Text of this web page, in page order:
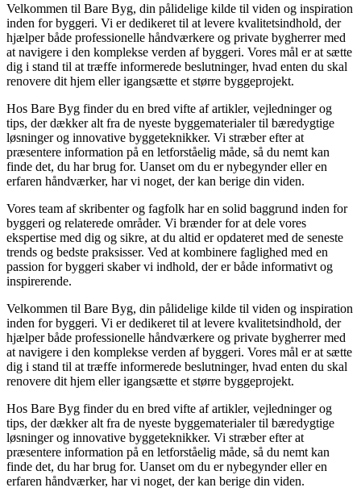
Velkommen til Bare Byg, din pålidelige kilde til viden og inspiration
inden for byggeri. Vi er dedikeret til at levere kvalitetsindhold, der
hjælper både professionelle håndværkere og private bygherrer med
at navigere i den komplekse verden af byggeri. Vores mål er at sætte
dig i stand til at træffe informerede beslutninger, hvad enten du skal
renovere dit hjem eller igangsætte et større byggeprojekt.
Hos Bare Byg finder du en bred vifte af artikler, vejledninger og
tips, der dækker alt fra de nyeste byggematerialer til bæredygtige
løsninger og innovative byggeteknikker. Vi stræber efter at
præsentere information på en letforståelig måde, så du nemt kan
finde det, du har brug for. Uanset om du er nybegynder eller en
erfaren håndværker, har vi noget, der kan berige din viden.
Vores team af skribenter og fagfolk har en solid baggrund inden for
byggeri og relaterede områder. Vi brænder for at dele vores
ekspertise med dig og sikre, at du altid er opdateret med de seneste
trends og bedste praksisser. Ved at kombinere faglighed med en
passion for byggeri skaber vi indhold, der er både informativt og
inspirerende.
Velkommen til Bare Byg, din pålidelige kilde til viden og inspiration
inden for byggeri. Vi er dedikeret til at levere kvalitetsindhold, der
hjælper både professionelle håndværkere og private bygherrer med
at navigere i den komplekse verden af byggeri. Vores mål er at sætte
dig i stand til at træffe informerede beslutninger, hvad enten du skal
renovere dit hjem eller igangsætte et større byggeprojekt.
Hos Bare Byg finder du en bred vifte af artikler, vejledninger og
tips, der dækker alt fra de nyeste byggematerialer til bæredygtige
løsninger og innovative byggeteknikker. Vi stræber efter at
præsentere information på en letforståelig måde, så du nemt kan
finde det, du har brug for. Uanset om du er nybegynder eller en
erfaren håndværker, har vi noget, der kan berige din viden.